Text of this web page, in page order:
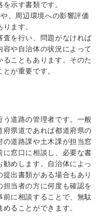
示す書類です。
、周辺環境への影響評価
ます。
査を行い、問題がなければ
や自治体の状況によって
こともあります。そのた
が重要です。
う道路の管理者です。一般
県道であれば都道府県の
道路課や土木課が担当窓
窓口に相談し、必要な書
めします。自治体によっ
出書類がある場合もあり
担当者の方に何度も確認を
に相談することで、無駄
ることができます。